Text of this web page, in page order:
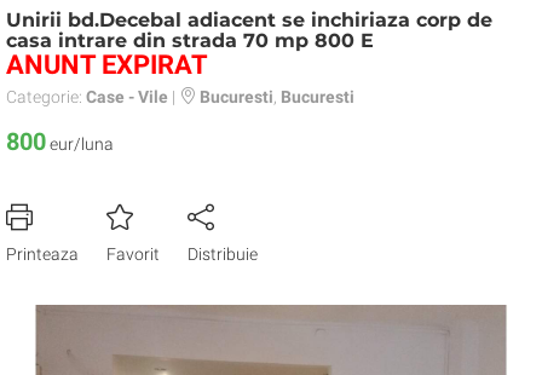
Unirii bd.Decebal adiacent se inchiriaza corp de
casa intrare din strada 70 mp 800 E
ANUNT EXPIRAT
Categorie: Case - Vile | Bucuresti Bucuresti
800eur/luna
Printeaza Favorit Distribuie